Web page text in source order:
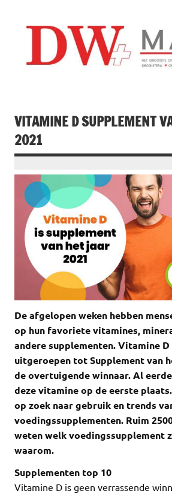
inhoud
VITAMINE D SUPPLEMENT
2021
De afgelopen weken hebben
op hun favoriete vitamines,
andere supplementen. Vitamine D
uitgeroepen tot Supplement van
de overtuigende winnaar. Al
deze vitamine op de eerste
op zoek naar gebruik en trends
voedingssupplementen. Ruim
weten welk voedingssupplement
waarom.
Supplementen top 10
Vitamine D is geen verrassende